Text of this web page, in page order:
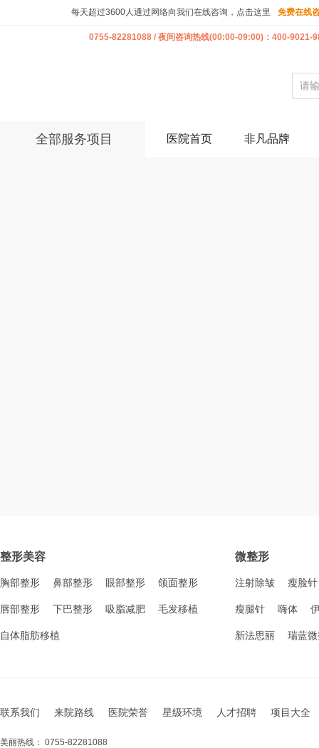
每天超过3600人通过网络向我们在线咨询，点击这里 免费在线
0755-82281088 / 夜间咨询热线(00:00-09:00)：400-9021-
全部服务项目 医院首页 非凡品牌
整形美容
胸部整形 鼻部整形 眼部整形 颌面整形
唇部整形 下巴整形 吸脂减肥 毛发移植
自体脂肪移植
微整形
注射除皱 瘦脸针
瘦腿针 嗨体
新法思丽 瑞蓝
联系我们 来院路线 医院荣誉 星级环境 人才招聘 项目大全
美丽热线： 0755-82281088